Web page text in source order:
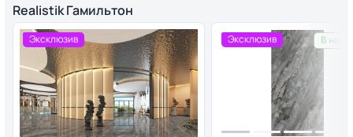
Realistik Гамильтон
Эксклюзив Эксклюзив В